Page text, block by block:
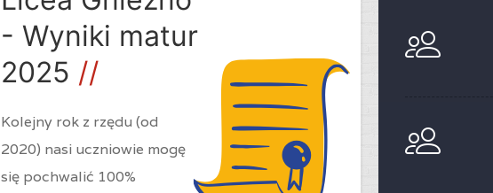
- Wyniki matur
2025
Kolejny rok z rzędu (od
2020) nasi uczniowie mogę
się pochwalić 100%